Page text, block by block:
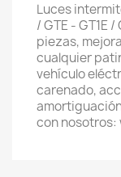
Luces
/ GTE - GT1E
piezas,
cualquier
vehículo
carenado,
con nosotros: